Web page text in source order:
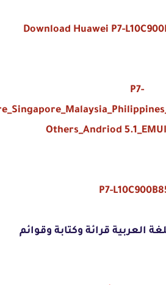
Download Huawei P7-
P7-
Others_Andriod 5.1_EMUI
P7-
العربية قرائة وكتابة وقوائم